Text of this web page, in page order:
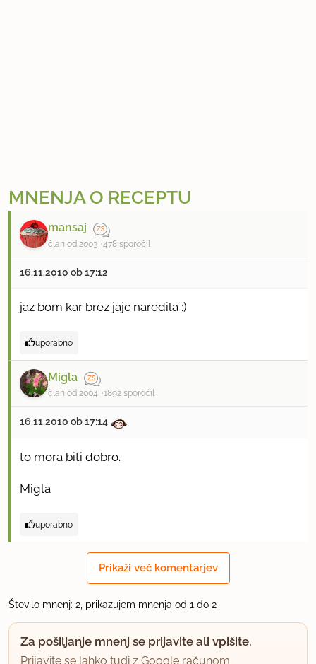
MNENJA O RECEPTU
mansaj
član od 2003 478 sporočil
16.11.2010 ob 17:12
jaz bom kar brez jajc naredila :)
uporabno
Migla
član od 2004 1892 sporočil
16.11.2010 ob 17:14
to mora biti dobro.
Migla
uporabno
Prikaži več komentarjev
Število mnenj: 2, prikazujem mnenja od 1 do 2
Za pošiljanje mnenj se prijavite ali vpišite.
Prijavite se lahko tudi z Google računom.